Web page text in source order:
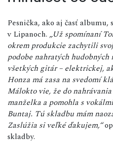
Pesnička, ako aj časť
v Lipanoch. „Už spomínaní
okrem produkcie zachytili
podobe nahratých
všetkých gitár – elektrickej,
Honza má zasa na svedomí
Málokto vie, že do
manželka a pomohla s
Buntaj. Tú skladbu mám
Zaslúžia si veľké ďakujem,“
skladby.